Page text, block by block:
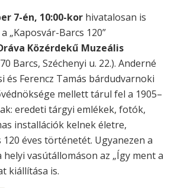
7-én, 10:00-kor hivatalosan is
„Kaposvár-Barcs 120”
Közérdekű Muzeális
Barcs, Széchenyi u. 22.). Anderné
és Ferencz Tamás bárdudvarnoki
mellett tárul fel a 1905–
eredeti tárgyi emlékek, fotók,
installációk kelnek életre,
120 éves történetét. Ugyanezen a
vasútállomáson az „Így ment a
kiállítása is.